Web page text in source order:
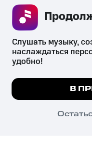
психотропных веществ,
их незаконный оборот
законодательством
© 2026 ООО «КИОН».
Все права защищены
Мы используем
Слушать музыку,
наслаждаться
удобно!
В